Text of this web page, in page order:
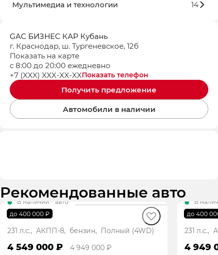
Мультимедиа и технологии
14
GAC БИЗНЕС КАР Кубань
г. Краснодар, ш. Тургеневское, 12б
Показать на карте
с 8:00 до 20:00 ежедневно
Показать телефон
+7 (XXX) XXX-XX-XX
Получить предложение
Автомобили в наличии
Рекомендованные авто
до 400 000 ₽
В наличии · авто
GS8 GT
231 л.с., АКПП-8, бензин, Полный (4WD)
4 549 000 ₽ 4 949 000 ₽
до 400
В
GS8
231 л.с.,
4 949